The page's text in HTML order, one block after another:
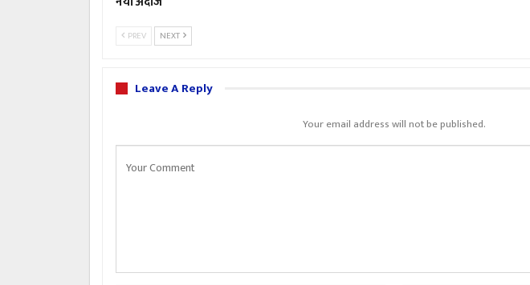
PREV NEXT
Leave A Reply
Your email address will not be published.